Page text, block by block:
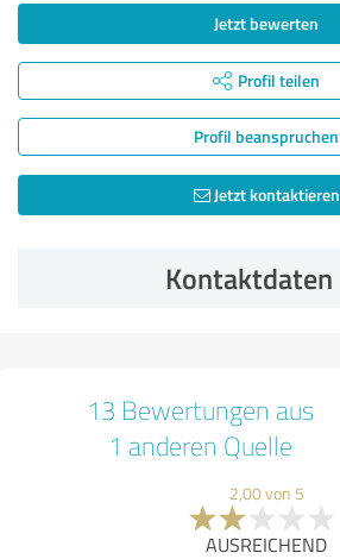
Jetzt bewerten
Profil teilen
Profil beanspruchen
Jetzt kontaktieren
Kontaktdaten
13 Bewertungen aus
1 anderen Quelle
2,00 von 5
AUSREICHEND